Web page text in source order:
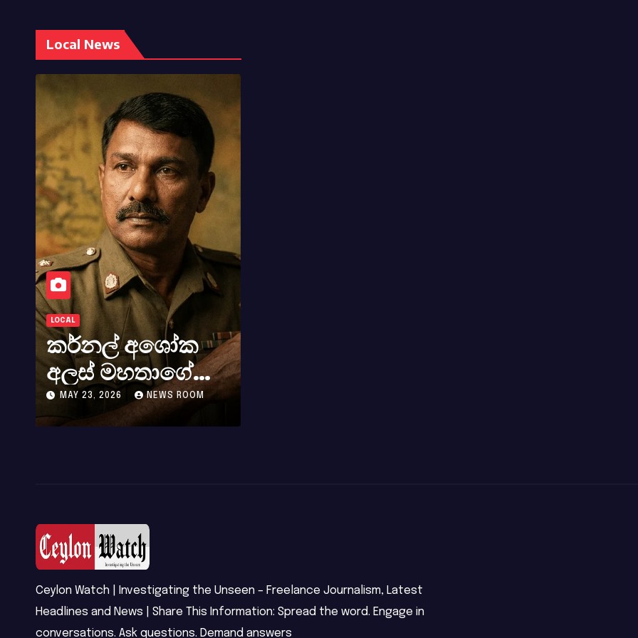
Local News
LOCAL
කර්නල් අශෝක
අලස් මහතාගේ
අභාවය අප රටට
සිදුවූ විශාල
MAY 23, 2026 NEWS ROOM
සුදා වන්නියාගේ
වියෝව ගැන
ශෝකය
Ceylon Watch | Investigating the Unseen – Freelance Journalism, Latest
Headlines and News | Share This Information: Spread the word. Engage in
conversations. Ask questions. Demand answers